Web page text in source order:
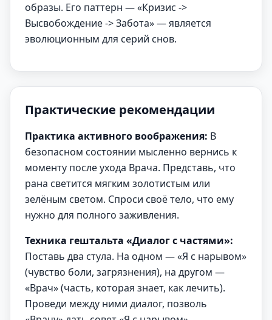
образы. Его паттерн — «Кризис ->
Высвобождение -> Забота» — является
эволюционным для серий снов.
Практические рекомендации
Практика активного воображения: В
безопасном состоянии мысленно вернись к
моменту после ухода Врача. Представь, что
рана светится мягким золотистым или
зелёным светом. Спроси своё тело, что ему
нужно для полного заживления.
Техника гештальта «Диалог с частями»:
Поставь два стула. На одном — «Я с нарывом»
(чувство боли, загрязнения), на другом —
«Врач» (часть, которая знает, как лечить).
Проведи между ними диалог, позволь